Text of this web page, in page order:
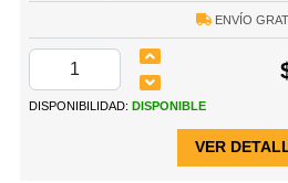
ENVÍO
DISPONIBILIDAD: DISPONIBLE
VER